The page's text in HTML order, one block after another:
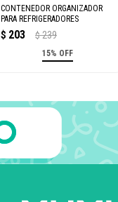
CONTENEDOR ORGANIZADOR
PARA REFRIGERADORES
$ 203 $ 239
15% OFF